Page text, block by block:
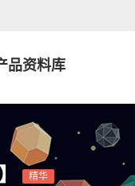
品资料库
精华